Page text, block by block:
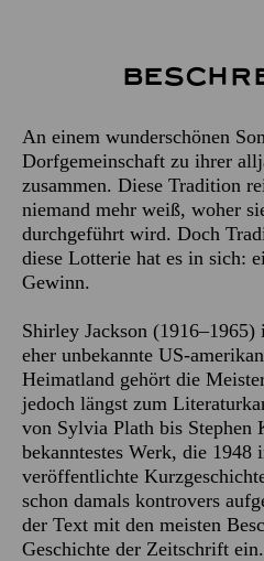
An einem wunderschönen
Dorfgemeinschaft zu ihrer
zusammen. Diese Tradition
niemand mehr weiß, woher
durchgeführt wird. Doch
diese Lotterie hat es in sich:
Gewinn.
Shirley Jackson
eher unbekannte US-
Heimatland gehört die
jedoch längst zum
von Sylvia Plath bis Stephen
bekanntestes Werk, die 1948
veröffentlichte
schon damals kontrovers
der Text mit den meisten
Geschichte der Zeitschrift ein.